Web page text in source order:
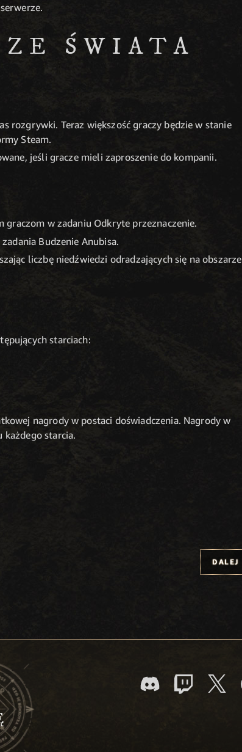
ŚWIATA
rozgrywki. Teraz większość graczy będzie w stanie
Steam.
jeśli gracze mieli zaproszenie do kompanii.
graczom w zadaniu Odkryte przeznaczenie.
Budzenie Anubisa.
liczbę niedźwiedzi odradzających się na obszarze
starciach:
nagrody w postaci doświadczenia. Nagrody w
każdego starcia.
DALEJ